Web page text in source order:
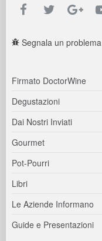
Segnala un problema
Firmato DoctorWine
Degustazioni
Dai Nostri Inviati
Gourmet
Pot-Pourri
Libri
Le Aziende Informano
Guide e Presentazioni